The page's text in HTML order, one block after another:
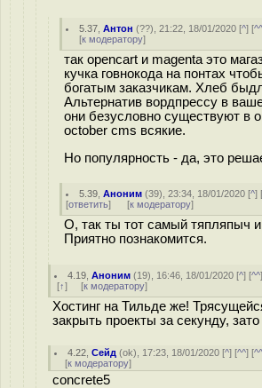
5.37 ,Антон (??), 21:22, 18/01/2020 [^] [
[к модератору]
так opencart и magenta это
кучка говнокода на понтах
богатым заказчикам. Хлеб
Альтернатив вордпрессу в
они безусловно существуют в
october cms всякие.
Но популярность - да, это
5.39 ,Аноним (39), 23:34, 18/01/2020 [^]
[ответить] [к модератору]
О, так ты тот самый тяпляпыч
Приятно познакомится.
4.19 ,Аноним (19), 16:46, 18/01/2020 [^] [^^
[↑] [к модератору]
Хостинг на Тильде же!
закрыть проекты за секунду,
4.22 ,Сейд (ok), 17:23, 18/01/2020 [^] [^^] [
[к модератору]
concrete5